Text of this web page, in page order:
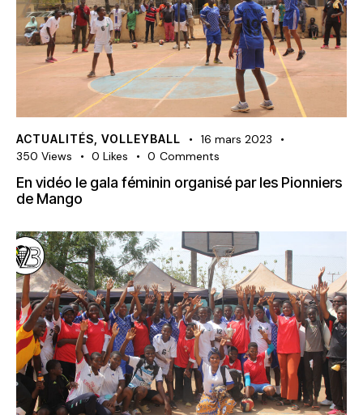
ACTUALITÉS VOLLEYBALL
16 mars 2023
350 Views 0 Likes 0 Comments
En vidéo le gala féminin organisé par les Pionniers
de Mango